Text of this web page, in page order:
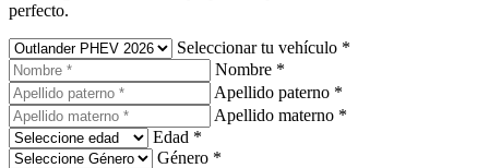
perfecto.
Seleccionar tu vehículo *
Nombre *
Apellido paterno *
Apellido materno *
Edad *
Género *